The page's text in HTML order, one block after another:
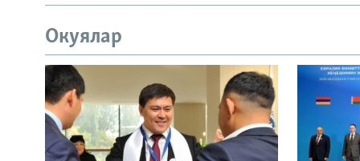
Окуялар